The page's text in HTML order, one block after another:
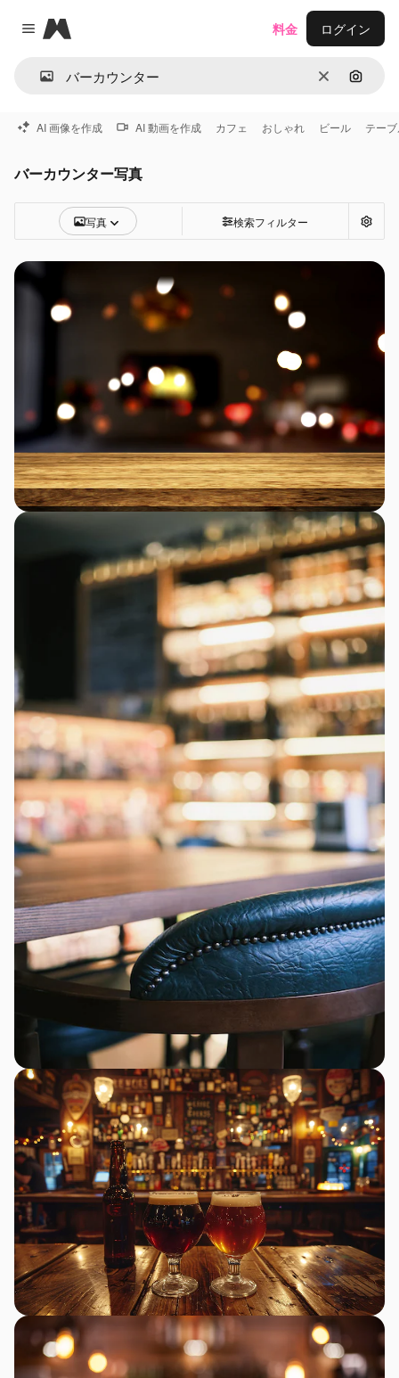
Close menu
Magnific
消去 画像で
料金 ログイン
AI 画像を作成 AI 動画を作成 カフェ おしゃれ ビール テー
バーカウンター写真
写真 検索フィルター